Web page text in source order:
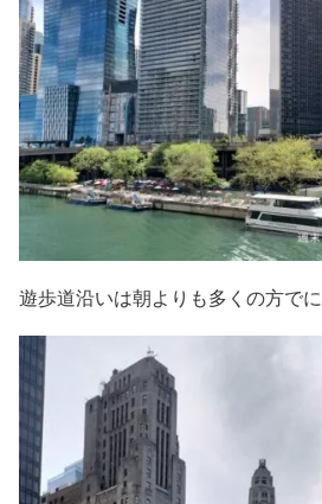
遊歩道沿いは朝よりも多くの方でに